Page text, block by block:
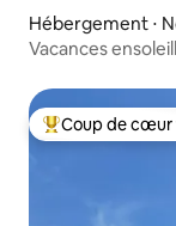
Hébergement ⋅
Vacances
Coups de cœur
Coup de cœur